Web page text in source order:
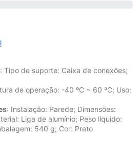
: Tipo de suporte: Caixa de conexões;
de operação: -40 ºC ~ 60 ºC; Uso:
: Instalação: Parede; Dimensões:
Liga de alumínio; Peso líquido:
540 g; Cor: Preto